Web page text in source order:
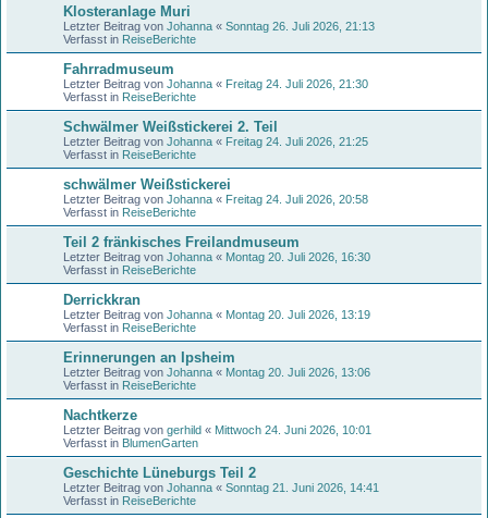
Klosteranlage Muri
Letzter Beitrag von Johanna « Sonntag 26. Juli 2026, 21:13
Verfasst in ReiseBerichte
Fahrradmuseum
Letzter Beitrag von Johanna « Freitag 24. Juli 2026, 21:30
Verfasst in ReiseBerichte
Schwälmer Weißstickerei 2. Teil
Letzter Beitrag von Johanna « Freitag 24. Juli 2026, 21:25
Verfasst in ReiseBerichte
schwälmer Weißstickerei
Letzter Beitrag von Johanna « Freitag 24. Juli 2026, 20:58
Verfasst in ReiseBerichte
Teil 2 fränkisches Freilandmuseum
Letzter Beitrag von Johanna « Montag 20. Juli 2026, 16:30
Verfasst in ReiseBerichte
Derrickkran
Letzter Beitrag von Johanna « Montag 20. Juli 2026, 13:19
Verfasst in ReiseBerichte
Erinnerungen an Ipsheim
Letzter Beitrag von Johanna « Montag 20. Juli 2026, 13:06
Verfasst in ReiseBerichte
Nachtkerze
Letzter Beitrag von gerhild « Mittwoch 24. Juni 2026, 10:01
Verfasst in BlumenGarten
Geschichte Lüneburgs Teil 2
Letzter Beitrag von Johanna « Sonntag 21. Juni 2026, 14:41
Verfasst in ReiseBerichte